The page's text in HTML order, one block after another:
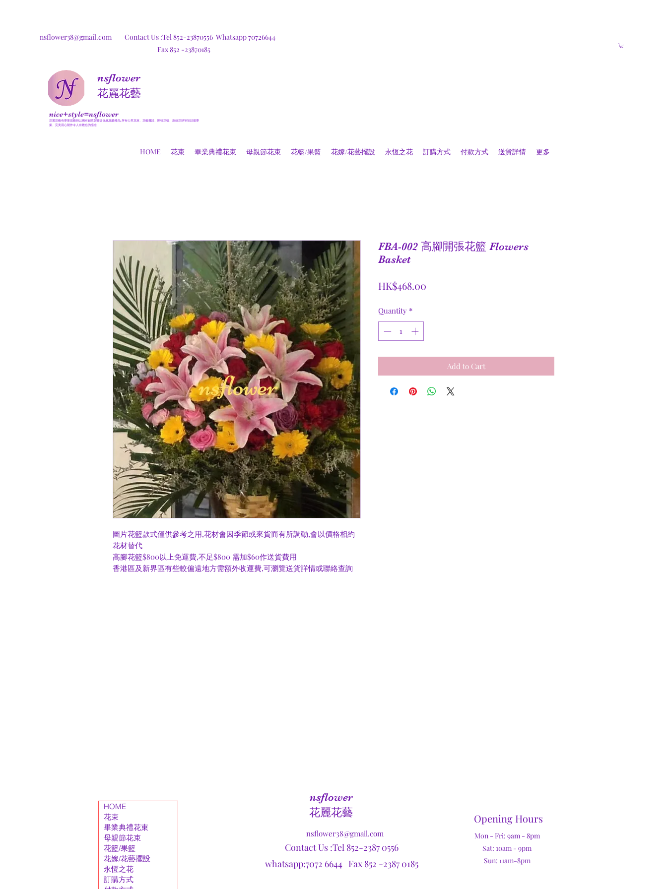
nsflower38@gmail.com Contact Us :Tel 852-23870556 Whatsapp 70726644
Fax 852 -23870185
nsflower
​花麗花藝
nice+style=nsflower
花麗花藝有專業花藝師以獨有創意製作多元化花藝產品,所有心意花束、花藝擺設、開張花籃、新娘花球等皆以最專
業、完美用心製作令人有難忘的憶念
HOME 花束 畢業典禮花束 母親節花束 花籃/果籃 花嫁/花藝擺設 永恆之花 訂購方式 付款方式 送貨詳情 更多
圖片花籃款式僅供參考之用,花材會因季節或來貨而有所調動,會以價格相約
花材替代
高腳花籃$800以上免運費,不足$800 需加$60作送貨費用
香港區及新界區有些較偏遠地方需額外收運費,可瀏覽送貨詳情或聯絡查詢
FBA-002 高腳開張花籃 Flowers
Basket
HK$468.00
Quantity *
Add to Cart
HOME
花束
畢業典禮花束
母親節花束
花籃/果籃
花嫁/花藝擺設
永恆之花
訂購方式
nsflower
​花麗花藝
nsflower38@gmail.com
Contact Us :Tel 852-2387 0556
whatsapp:7072 6644 Fax 852 -2387 0185
Opening Hours
Mon - Fri: 9am - 8pm
Sat: 10am - 9pm
Sun: 11am-8pm